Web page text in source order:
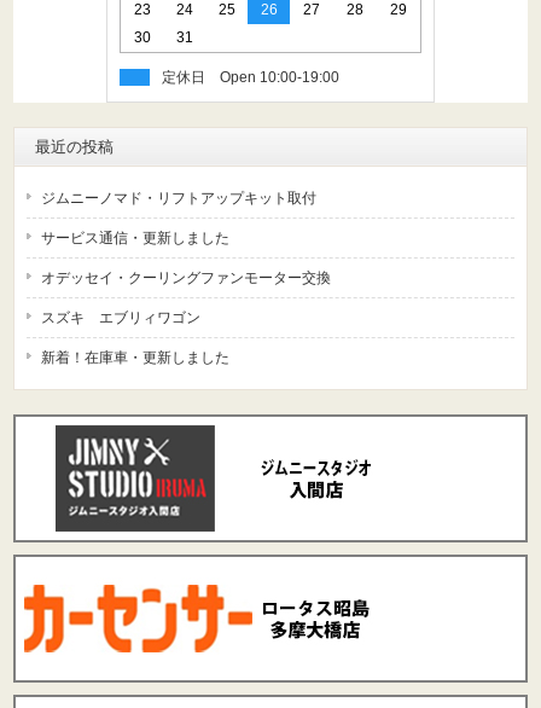
23
24 25 26 27 28
29
30
31
定休日
最近の投稿
ジムニーノマド・リフトアップキット取付
サービス通信・更新しました
オデッセイ・クーリングファンモーター交換
スズキ エブリィワゴン
新着！在庫車・更新しました